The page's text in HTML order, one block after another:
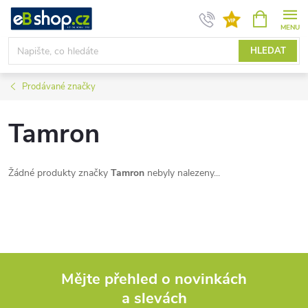
Přejít
obsah
HLEDAT
NÁKUPNÍ
KOŠÍK
Prodávané značky
Tamron
Žádné produkty značky Tamron nebyly nalezeny...
Mějte přehled o novinkách
a slevách